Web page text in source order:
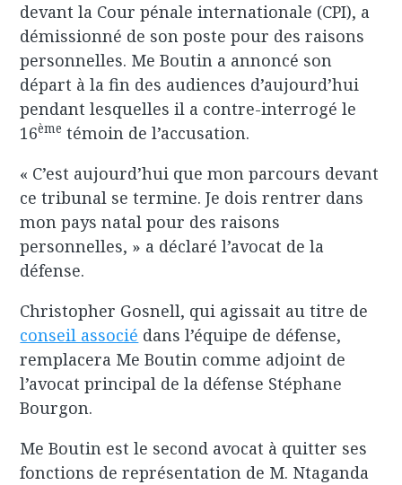
devant la Cour pénale internationale (CPI), a
démissionné de son poste pour des raisons
personnelles. Me Boutin a annoncé son
départ à la fin des audiences d’aujourd’hui
pendant lesquelles il a contre-interrogé le
16ème témoin de l’accusation.
« C’est aujourd’hui que mon parcours devant
ce tribunal se termine. Je dois rentrer dans
mon pays natal pour des raisons
personnelles, » a déclaré l’avocat de la
défense.
Christopher Gosnell, qui agissait au titre de
conseil associé dans l’équipe de défense,
remplacera Me Boutin comme adjoint de
l’avocat principal de la défense Stéphane
Bourgon.
Me Boutin est le second avocat à quitter ses
fonctions de représentation de M. Ntaganda